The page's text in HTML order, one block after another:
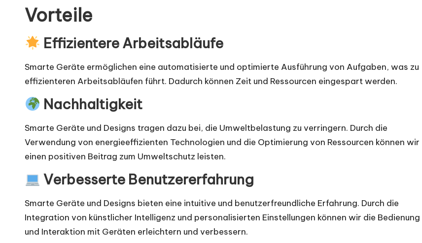
Vorteile
Effizientere Arbeitsabläufe
Smarte Geräte ermöglichen eine automatisierte und optimierte Ausführung von Aufgaben, was zu
effizienteren Arbeitsabläufen führt. Dadurch können Zeit und Ressourcen eingespart werden.
Nachhaltigkeit
Smarte Geräte und Designs tragen dazu bei, die Umweltbelastung zu verringern. Durch die
Verwendung von energieeffizienten Technologien und die Optimierung von Ressourcen können wir
einen positiven Beitrag zum Umweltschutz leisten.
Verbesserte Benutzererfahrung
Smarte Geräte und Designs bieten eine intuitive und benutzerfreundliche Erfahrung. Durch die
Integration von künstlicher Intelligenz und personalisierten Einstellungen können wir die Bedienung
und Interaktion mit Geräten erleichtern und verbessern.